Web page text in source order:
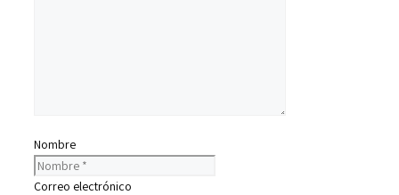
Nombre
Correo electrónico